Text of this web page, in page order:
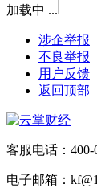
加载中 ...
涉企举报
不良举报
用户反馈
返回顶部
客服电话：400-
电子邮箱：